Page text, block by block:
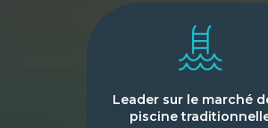
Leader sur le marché
piscine